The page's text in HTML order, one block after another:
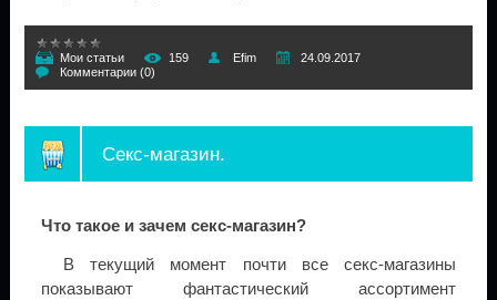
Мои статьи 159 Efim
24.09.2017
Комментарии (0)
Секс-магазин.
Что такое и зачем секс-магазин?
В текущий момент почти все секс-магазины
показывают фантастический ассортимент